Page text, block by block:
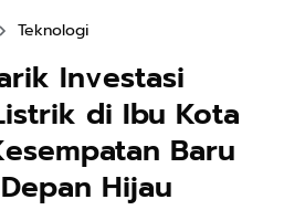
Teknologi
Investasi
di Ibu Kota
Baru
Hijau